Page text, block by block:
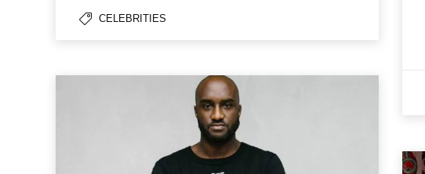
CELEBRITIES